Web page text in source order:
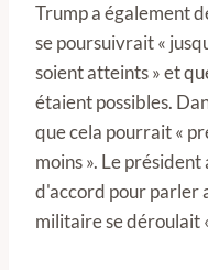
Trump a également
se poursuivrait «
soient atteints » et
étaient possibles.
que cela pourrait «
moins ». Le
d'accord pour parler
militaire se déroulait